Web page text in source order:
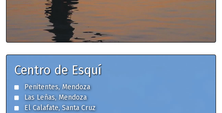
Centro de Esquí
Penitentes, Mendoza
Las Leñas, Mendoza
El Calafate, Santa Cruz